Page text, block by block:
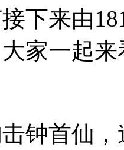
下来由
家一起
钟首仙